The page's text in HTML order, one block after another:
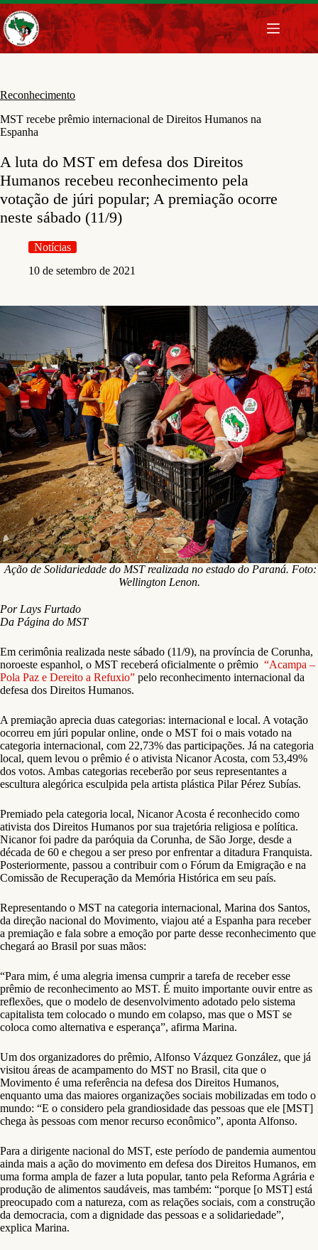
Pular
para
o
conteúdo
Reconhecimento
MST recebe prêmio internacional de Direitos Humanos na
Espanha
A luta do MST em defesa dos Direitos
Humanos recebeu reconhecimento pela
votação de júri popular; A premiação ocorre
neste sábado (11/9)
Notícias
10 de setembro de 2021
Ação de Solidariedade do MST realizada no estado do Paraná. Foto:
Wellington Lenon.
Por Lays Furtado
Da Página do MST
Em cerimônia realizada neste sábado (11/9), na província de Corunha,
noroeste espanhol, o MST receberá oficialmente o prêmio “Acampa –
Pola Paz e Dereito a Refuxio” pelo reconhecimento internacional da
defesa dos Direitos Humanos.
A premiação aprecia duas categorias: internacional e local. A votação
ocorreu em júri popular online, onde o MST foi o mais votado na
categoria internacional, com 22,73% das participações. Já na categoria
local, quem levou o prêmio é o ativista Nicanor Acosta, com 53,49%
dos votos. Ambas categorias receberão por seus representantes a
escultura alegórica esculpida pela artista plástica Pilar Pérez Subías.
Premiado pela categoria local, Nicanor Acosta é reconhecido como
ativista dos Direitos Humanos por sua trajetória religiosa e política.
Nicanor foi padre da paróquia da Corunha, de São Jorge, desde a
década de 60 e chegou a ser preso por enfrentar a ditadura Franquista.
Posteriormente, passou a contribuir com o Fórum da Emigração e na
Comissão de Recuperação da Memória Histórica em seu país.
Representando o MST na categoria internacional, Marina dos Santos,
da direção nacional do Movimento, viajou até a Espanha para receber
a premiação e fala sobre a emoção por parte desse reconhecimento que
chegará ao Brasil por suas mãos:
“Para mim, é uma alegria imensa cumprir a tarefa de receber esse
prêmio de reconhecimento ao MST. É muito importante ouvir entre as
reflexões, que o modelo de desenvolvimento adotado pelo sistema
capitalista tem colocado o mundo em colapso, mas que o MST se
coloca como alternativa e esperança”, afirma Marina.
Um dos organizadores do prêmio, Alfonso Vázquez González, que já
visitou áreas de acampamento do MST no Brasil, cita que o
Movimento é uma referência na defesa dos Direitos Humanos,
enquanto uma das maiores organizações sociais mobilizadas em todo o
mundo: “E o considero pela grandiosidade das pessoas que ele [MST]
chega às pessoas com menor recurso econômico”, aponta Alfonso.
Para a dirigente nacional do MST, este período de pandemia aumentou
ainda mais a ação do movimento em defesa dos Direitos Humanos, em
uma forma ampla de fazer a luta popular, tanto pela Reforma Agrária e
produção de alimentos saudáveis, mas também: “porque [o MST] está
preocupado com a natureza, com as relações sociais, com a construção
da democracia, com a dignidade das pessoas e a solidariedade”,
explica Marina.